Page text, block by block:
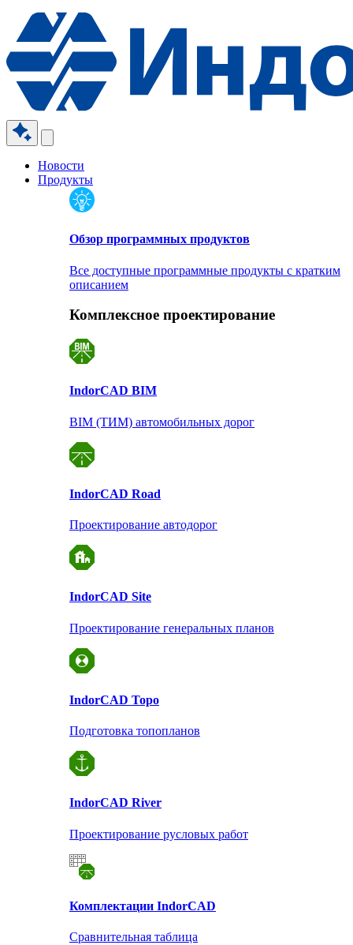
Новости
Продукты
Обзор программных продуктов
Все доступные программные продукты с кратким
описанием
Комплексное проектирование
IndorCAD BIM
BIM (ТИМ) автомобильных дорог
IndorCAD Road
Проектирование автодорог
IndorCAD Site
Проектирование генеральных планов
IndorCAD Topo
Подготовка топопланов
IndorCAD River
Проектирование русловых работ
Комплектации IndorCAD
Сравнительная таблица